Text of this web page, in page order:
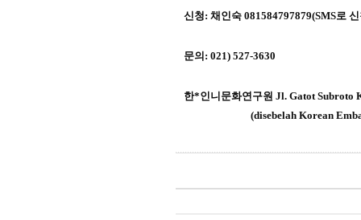
신청: 채인숙 081584797879(SMS로
문의 : 021) 527-3630
한*인니문화연구원 Jl. Gatot Subroto
(disebelah Korean